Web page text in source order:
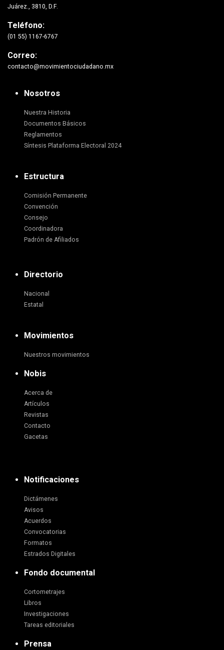
Juárez., 3810, D.F.
Teléfono:
(01 55) 1167-6767
Correo:
contacto@movimientociudadano.mx
Nosotros
Nuestra Historia
Documentos Básicos
Reglamentos
Síntesis Plataforma Electoral 2024
Estructura
Comisión Permanente
Convención
Consejo
Coordinadora
Padrón de Afiliados
Directorio
Nacional
Estatal
Movimientos
Nuestros movimientos
Nobis
Acerca de
Artículos
Revistas
Contacto
Gacetas
Notificaciones
Dictámenes
Avisos
Acuerdos
Convocatorias
Formatos
Estrados Digitales
Fondo documental
Cortometrajes
Libros
Investigaciones
Tareas editoriales
Prensa